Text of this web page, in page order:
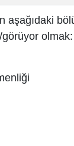
aşağıdaki
olmak: